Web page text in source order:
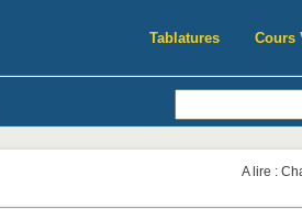
Tablatures Cours
A lire :